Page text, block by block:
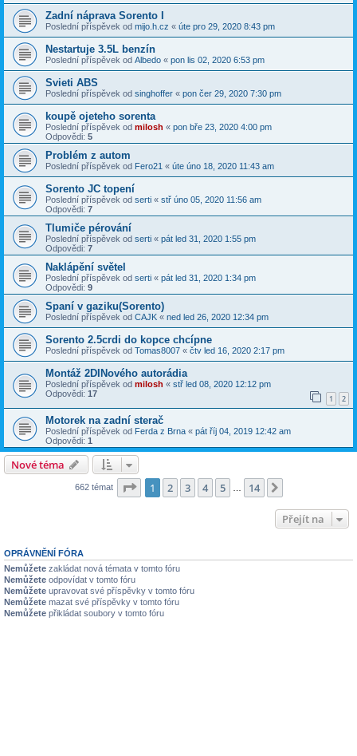
Zadní náprava Sorento I
Poslední příspěvek od mijo.h.cz « úte pro 29, 2020 8:43 pm
Nestartuje 3.5L benzín
Poslední příspěvek od Albedo « pon lis 02, 2020 6:53 pm
Svieti ABS
Poslední příspěvek od singhoffer « pon čer 29, 2020 7:30 pm
koupě ojeteho sorenta
Poslední příspěvek od milosh « pon bře 23, 2020 4:00 pm
Odpovědi: 5
Problém z autom
Poslední příspěvek od Fero21 « úte úno 18, 2020 11:43 am
Sorento JC topení
Poslední příspěvek od serti « stř úno 05, 2020 11:56 am
Odpovědi: 7
Tlumiče pérování
Poslední příspěvek od serti « pát led 31, 2020 1:55 pm
Odpovědi: 7
Naklápění světel
Poslední příspěvek od serti « pát led 31, 2020 1:34 pm
Odpovědi: 9
Spaní v gaziku(Sorento)
Poslední příspěvek od CAJK « ned led 26, 2020 12:34 pm
Sorento 2.5crdi do kopce chcípne
Poslední příspěvek od Tomas8007 « čtv led 16, 2020 2:17 pm
Montáž 2DINového autorádia
Poslední příspěvek od milosh « stř led 08, 2020 12:12 pm
Odpovědi: 17 1 2
Motorek na zadní sterač
Poslední příspěvek od Ferda z Brna « pát říj 04, 2019 12:42 am
Odpovědi: 1
Nové téma
662 témat Stránka z 14
1 2 3 4 5 14
Přejít na
OPRÁVNĚNÍ FÓRA
Nemůžete zakládat nová témata v tomto fóru
Nemůžete odpovídat v tomto fóru
Nemůžete upravovat své příspěvky v tomto fóru
Nemůžete mazat své příspěvky v tomto fóru
Nemůžete přikládat soubory v tomto fóru